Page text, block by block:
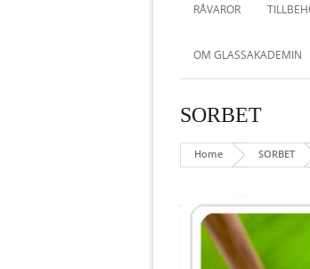
RÅVAROR
OM GLASSAKADEMIN
SORBET
Home SORBET